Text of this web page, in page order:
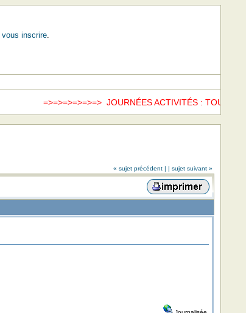
vous inscrire.
=>=>=>=>=>=> JOURNÉES ACTIVITÉS : TOUS
« sujet précédent | | sujet suivant »